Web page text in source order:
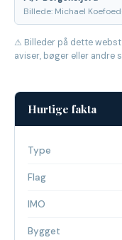
Billede: Michael
⚠ Billeder på dette
aviser, bøger eller andre
Hurtige fakta
Type
Flag
IMO
Bygget